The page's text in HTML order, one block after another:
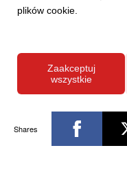
plików cookie.
Zaakceptuj
wszystkie
Shares